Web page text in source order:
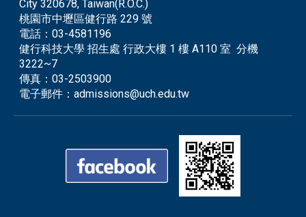
City 320678, Taiwan(R.O.C.)
桃園市中壢區健行路 229 號
電話：03-4581196
健行科技大學 招生處 行政大樓 1 樓 A110 室 分機
3222~7
傳真：03-2503900
電子郵件：admissions@uch.edu.tw